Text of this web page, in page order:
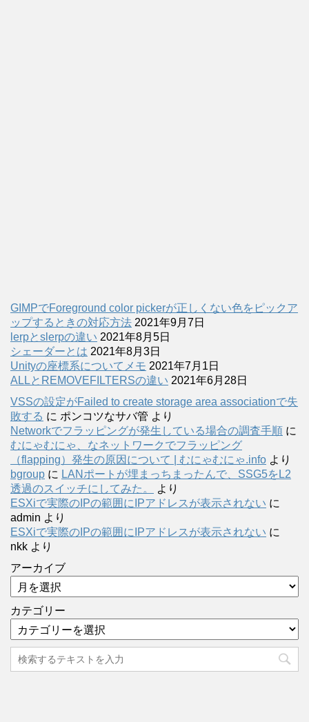
GIMPでForeground color pickerが正しくない色をピックア
ップするときの対応方法 2021年9月7日
lerpとslerpの違い 2021年8月5日
シェーダーとは 2021年8月3日
Unityの座標系についてメモ 2021年7月1日
ALLとREMOVEFILTERSの違い 2021年6月28日
VSSの設定がFailed to create storage area associationで失
敗する に ポンコツなサバ管 より
Networkでフラッピングが発生している場合の調査手順 に
むにゃむにゃ、なネットワークでフラッピング
（flapping）発生の原因について | むにゃむにゃ.info より
bgroup に LANポートが埋まっちまったんで、SSG5をL2
透過のスイッチにしてみた。
より
ESXiで実際のIPの範囲にIPアドレスが表示されない に
admin より
ESXiで実際のIPの範囲にIPアドレスが表示されない に
nkk より
アーカイブ
カテゴリー